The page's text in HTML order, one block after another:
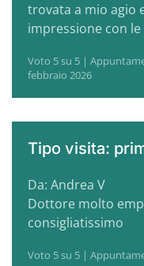
trovata a mio agio
impressione con
Voto 5 su 5 |
febbraio 2026
Tipo visita:
Da: Andrea V
Dottore molto
consigliatissimo
Voto 5 su 5 |